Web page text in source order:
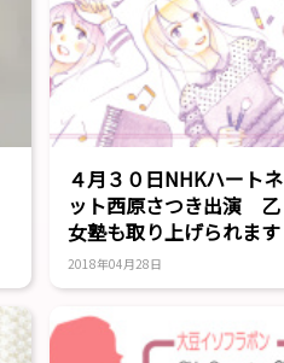
４月３０日NHKハートネ
ット西原さつき出演 乙
女塾も取り上げられます
2018年04月28日